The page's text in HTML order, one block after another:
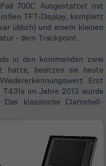
700C. Ausgestattet mit
TFT-Display, komplett
üblich) und einem kleinen
- dem Trackpoint.
in den kommenden zwei
hatte, besitzen sie heute
Erst
im Jahre 2013 wurde
klassische Clamshell-